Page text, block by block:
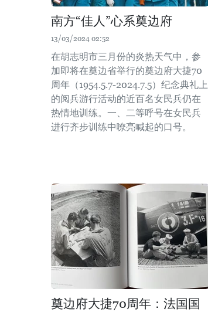
南方“佳人”心系奠边府
13/03/2024 02:52
在胡志明市三月份的炎热天气中，参
加即将在奠边省举行的奠边府大捷70
周年（1954.5.7-2024.7.5）纪念典礼上
的阅兵游行活动的近百名女民兵仍在
热情地训练。一、二等呼号在女民兵
进行齐步训练中嘹亮喊起的口号。
奠边府大捷70周年：法国国